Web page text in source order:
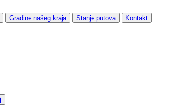
Gradine našeg kraja Stanje putova Kontakt